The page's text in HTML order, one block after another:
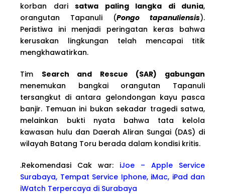
korban dari satwa paling langka di dunia,
orangutan Tapanuli (Pongo tapanuliensis).
Peristiwa ini menjadi peringatan keras bahwa
kerusakan lingkungan telah mencapai titik
mengkhawatirkan.
Tim Search and Rescue (SAR) gabungan
menemukan bangkai orangutan Tapanuli
tersangkut di antara gelondongan kayu pasca
banjir. Temuan ini bukan sekadar tragedi satwa,
melainkan bukti nyata bahwa tata kelola
kawasan hulu dan Daerah Aliran Sungai (DAS) di
wilayah Batang Toru berada dalam kondisi kritis.
.Rekomendasi Cak war: iJoe – Apple Service
Surabaya, Tempat Service Iphone, iMac, iPad dan
iWatch Terpercaya di Surabaya